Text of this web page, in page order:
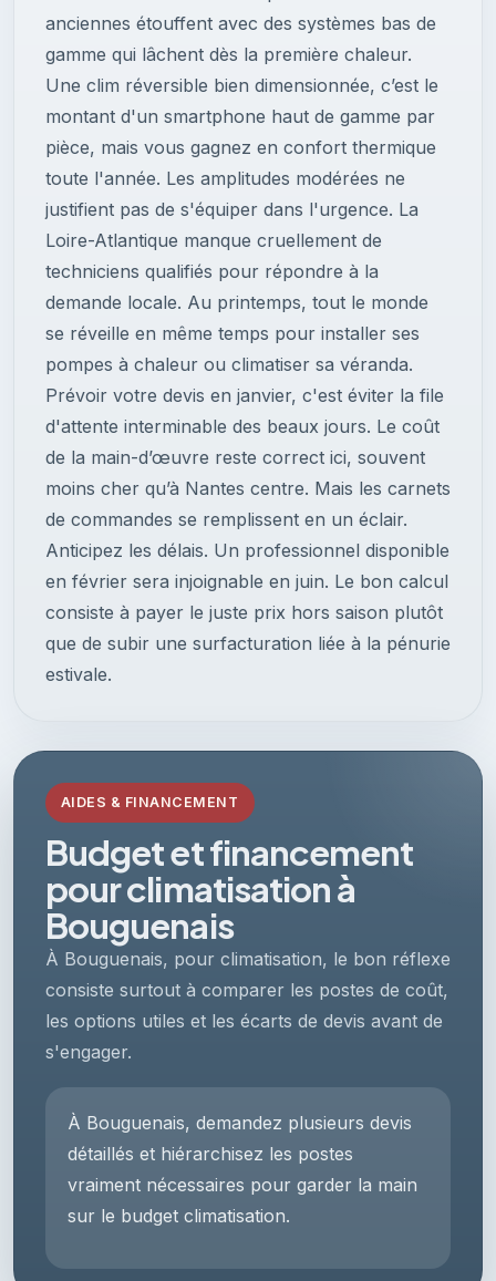
anciennes étouffent avec des systèmes bas de
gamme qui lâchent dès la première chaleur.
Une clim réversible bien dimensionnée, c’est le
montant d'un smartphone haut de gamme par
pièce, mais vous gagnez en confort thermique
toute l'année. Les amplitudes modérées ne
justifient pas de s'équiper dans l'urgence. La
Loire-Atlantique manque cruellement de
techniciens qualifiés pour répondre à la
demande locale. Au printemps, tout le monde
se réveille en même temps pour installer ses
pompes à chaleur ou climatiser sa véranda.
Prévoir votre devis en janvier, c'est éviter la file
d'attente interminable des beaux jours. Le coût
de la main-d’œuvre reste correct ici, souvent
moins cher qu’à Nantes centre. Mais les carnets
de commandes se remplissent en un éclair.
Anticipez les délais. Un professionnel disponible
en février sera injoignable en juin. Le bon calcul
consiste à payer le juste prix hors saison plutôt
que de subir une surfacturation liée à la pénurie
estivale.
AIDES & FINANCEMENT
Budget et financement
pour climatisation à
Bouguenais
À Bouguenais, pour climatisation, le bon réflexe
consiste surtout à comparer les postes de coût,
les options utiles et les écarts de devis avant de
s'engager.
À Bouguenais, demandez plusieurs devis
détaillés et hiérarchisez les postes
vraiment nécessaires pour garder la main
sur le budget climatisation.